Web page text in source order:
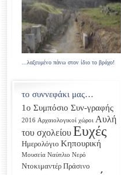
...λαξευμένο πάνω στον ίδιο το βράχο!
το συννεφάκι μας…
1ο Συμπόσιο Συν-γραφής
2016 Αρχαιολογικοί χώροι Αυλή
του σχολείουΕυχές
Ημερολόγιο Κηπουρική
Μουσεία Ναύπλιο Νερό
Ντοκιμαντέρ Πράσινο